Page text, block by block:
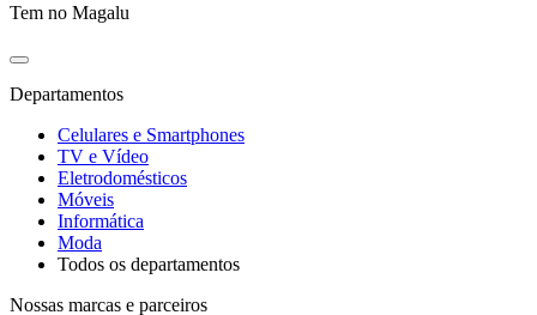
Tem no Magalu
Departamentos
Celulares e Smartphones
TV e Vídeo
Eletrodomésticos
Móveis
Informática
Moda
Todos os departamentos
Nossas marcas e parceiros